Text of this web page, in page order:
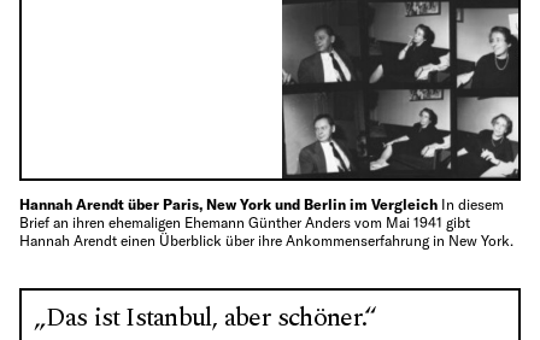
Hannah Arendt über Paris, New York und Berlin im Vergleich In diesem
Brief an ihren ehemaligen Ehemann Günther Anders vom Mai 1941 gibt
Hannah Arendt einen Überblick über ihre Ankommenserfahrung in New York.
„Das ist Istanbul, aber schöner.“